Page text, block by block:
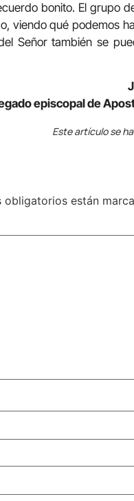
bonito. El grupo
viendo qué podemos
Señor también se
episcopal de
Este artículo se
obligatorios están